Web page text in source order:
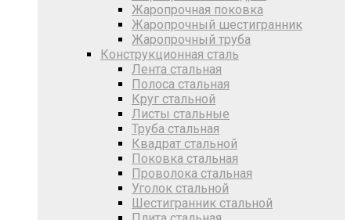
Жаропрочная поковка
Жаропрочный шестигранник
Жаропрочный труба
Конструкционная сталь
Лента стальная
Полоса стальная
Круг стальной
Листы стальные
Труба стальная
Квадрат стальной
Поковка стальная
Проволока стальная
Уголок стальной
Шестигранник стальной